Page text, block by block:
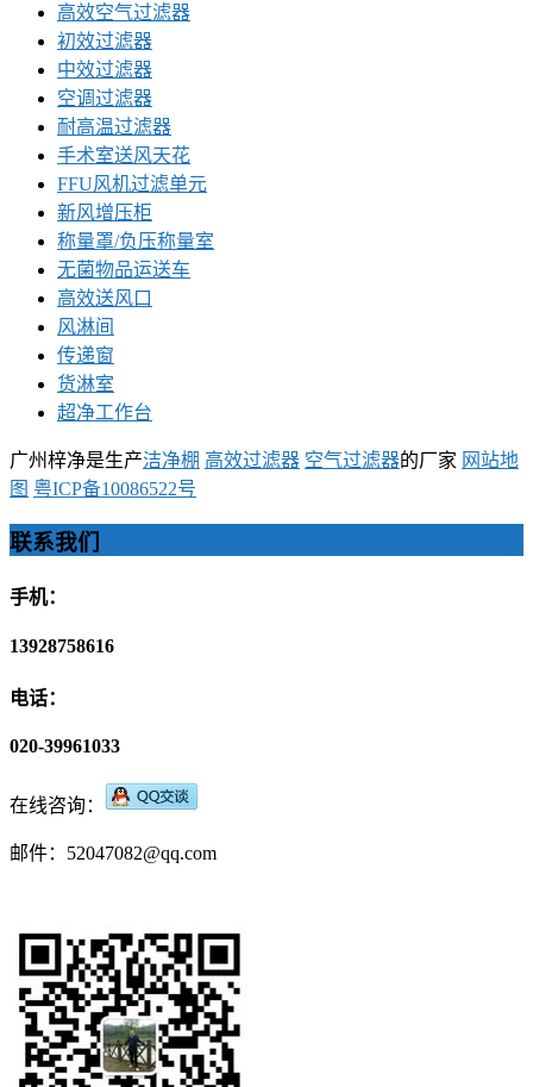
高效空气过滤器
初效过滤器
中效过滤器
空调过滤器
耐高温过滤器
手术室送风天花
FFU风机过滤单元
新风增压柜
称量罩/负压称量室
无菌物品运送车
高效送风口
风淋间
传递窗
货淋室
超净工作台
广州梓净是生产洁净棚 高效过滤器 空气过滤器的厂家 网站地
图 粤ICP备10086522号
联系我们
手机：
13928758616
电话：
020-39961033
在线咨询：
邮件：52047082@qq.com